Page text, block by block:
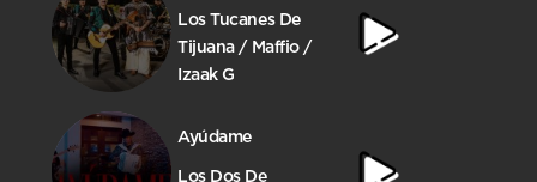
Los Tucanes De
Tijuana / Maffio /
Izaak G
Ayúdame
Los Dos De